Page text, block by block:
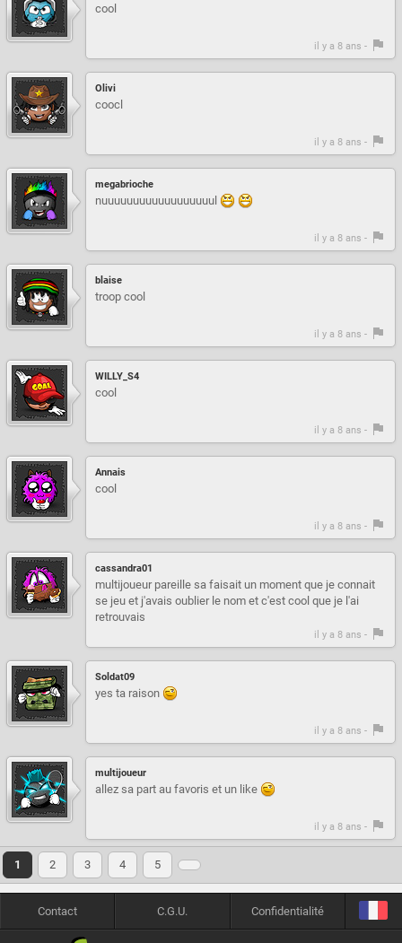
cool
il y a 8 ans -
Olivi
coocl
il y a 8 ans -
megabrioche
nuuuuuuuuuuuuuuuuuul
il y a 8 ans -
blaise
troop cool
il y a 8 ans -
WILLY_S4
cool
il y a 8 ans -
Annais
cool
il y a 8 ans -
cassandra01
multijoueur pareille sa faisait un moment que je connait
se jeu et j'avais oublier le nom et c'est cool que je l'ai
retrouvais
il y a 8 ans -
Soldat09
yes ta raison
il y a 8 ans -
multijoueur
allez sa part au favoris et un like
il y a 8 ans -
1 2 3 4 5
Contact C.G.U. Confidentialité